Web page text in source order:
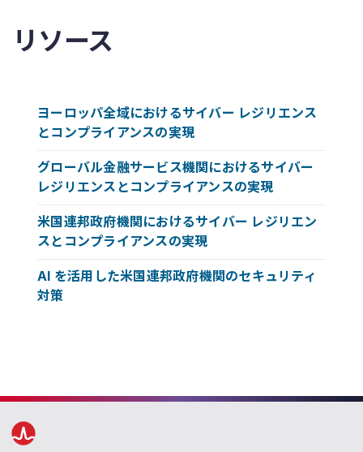
リソース
ヨーロッパ全域におけるサイバー レジリエンス
とコンプライアンスの実現
グローバル金融サービス機関におけるサイバー
レジリエンスとコンプライアンスの実現
米国連邦政府機関におけるサイバー レジリエン
スとコンプライアンスの実現
AI を活用した米国連邦政府機関のセキュリティ
対策